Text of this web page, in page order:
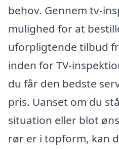
behov. Gennem tv-
mulighed for at
uforpligtende tilbud
inden for TV-
du får den bedste
pris. Uanset om du
situation eller blot
rør er i topform, kan